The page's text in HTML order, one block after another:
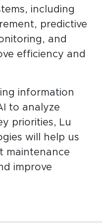
including
predictive
and
efficiency and
information
to analyze
priorities, Lu
will help us
maintenance
improve